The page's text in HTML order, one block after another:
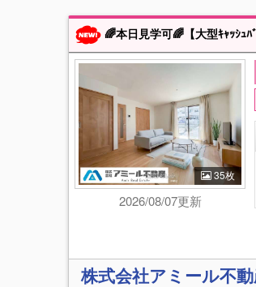
🌈本日見学可🌈【大型ｷｬｯｼｭﾊﾞｯｸ+ｴｱｺﾝｻｰﾋﾞｽ】🌈〖最終1棟！〗※当物件グループ会社出身である
35枚
2026/08/07更新
株式会社アミール不